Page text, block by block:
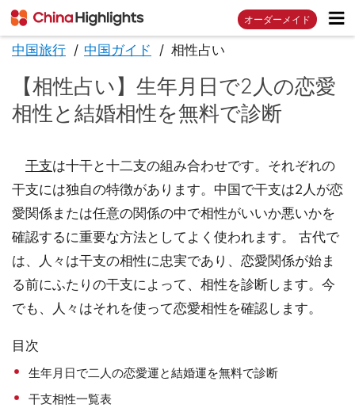
オーダーメイド
中国旅行 中国ガイド 相性占い
【相性占い】生年月日で2人の恋愛
相性と結婚相性を無料で診断
干支は十干と十二支の組み合わせです。それぞれの
干支には独自の特徴があります。中国で干支は2人が恋
愛関係または任意の関係の中で相性がいいか悪いかを
確認するに重要な方法としてよく使われます。 古代で
は、人々は干支の相性に忠実であり、恋愛関係が始ま
る前にふたりの干支によって、相性を診断します。今
でも、人々はそれを使って恋愛相性を確認します。
目次
生年月日で二人の恋愛運と結婚運を無料で診断
干支相性一覧表